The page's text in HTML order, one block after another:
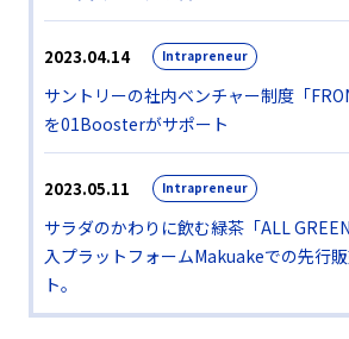
2023.04.14 Intrapreneur
サントリーの社内ベンチャー制度「
を01Boosterがサポート
2023.05.11 Intrapreneur
サラダのかわりに飲む緑茶「ALL
入プラットフォームMakuakeでの先行
ト。